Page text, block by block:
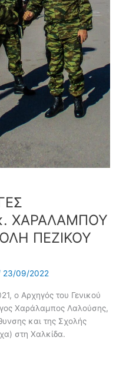
ΧΑΡΑΛΑΜΠΟΥ
ΠΕΖΙΚΟΥ
23/09/2022
ο Αρχηγός του Γενικού
Χαράλαμπος Λαλούσης,
και της Σχολής
στη Χαλκίδα.